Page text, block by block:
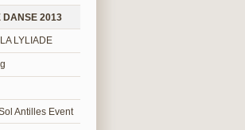
DANSE 2013
LYLIADE
Antilles Event